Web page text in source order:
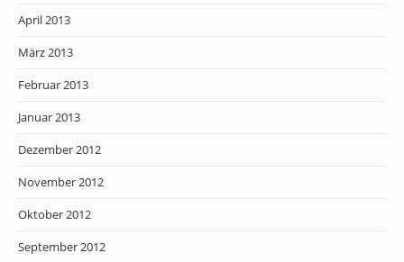
April 2013
März 2013
Februar 2013
Januar 2013
Dezember 2012
November 2012
Oktober 2012
September 2012